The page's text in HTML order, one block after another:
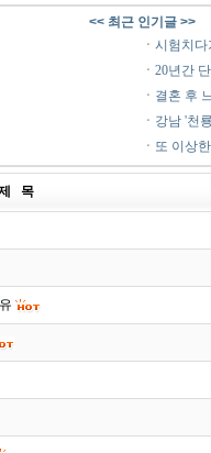
<< 최근 인기글 >>
ㆍ 시험치다
ㆍ 20년간
ㆍ 결혼 후
ㆍ 강남 '천
ㆍ 또 이상
목